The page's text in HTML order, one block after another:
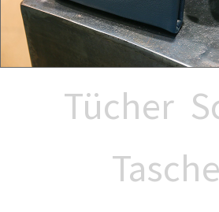
Tücher